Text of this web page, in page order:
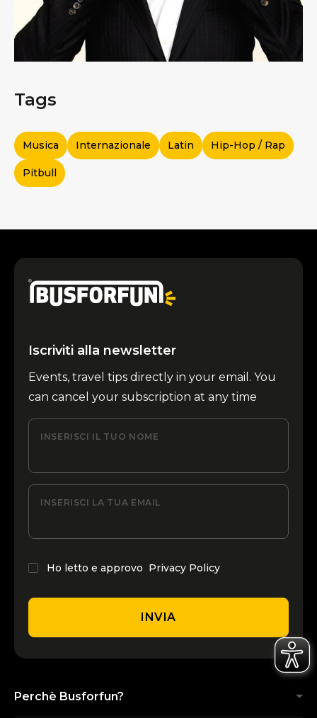
Tags
Musica Internazionale Latin Hip-Hop / Rap
Pitbull
Iscriviti alla newsletter
Events, travel tips directly in your email. You
can cancel your subscription at any time
INSERISCI IL TUO NOME
INSERISCI LA TUA EMAIL
Ho letto e approvo Privacy Policy
INVIA
Perchè Busforfun?